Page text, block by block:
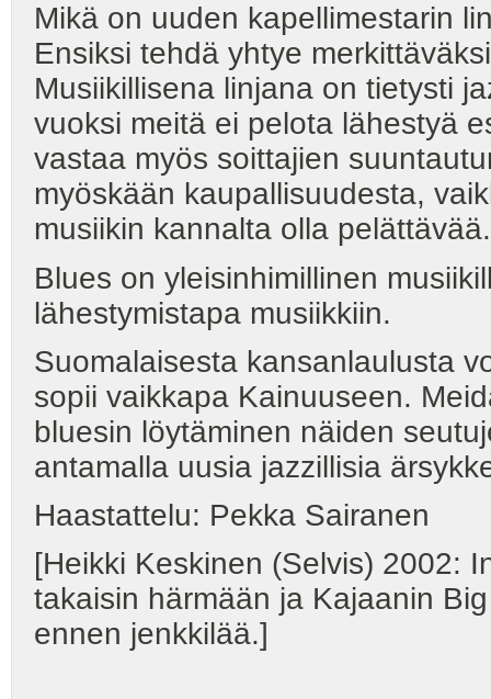
Mikä on uuden kapellimestarin
Ensiksi tehdä yhtye
Musiikillisena linjana on tietysti
vuoksi meitä ei pelota lähestyä
vastaa myös soittajien
myöskään kaupallisuudesta,
musiikin kannalta olla pelättävää.
Blues on yleisinhimillinen
lähestymistapa musiikkiin.
Suomalaisesta kansanlaulusta
sopii vaikkapa Kainuuseen.
bluesin löytäminen näiden
antamalla uusia jazzillisia
Haastattelu: Pekka Sairanen
[Heikki Keskinen (Selvis) 2002:
takaisin härmään ja Kajaanin
ennen jenkkilää.]